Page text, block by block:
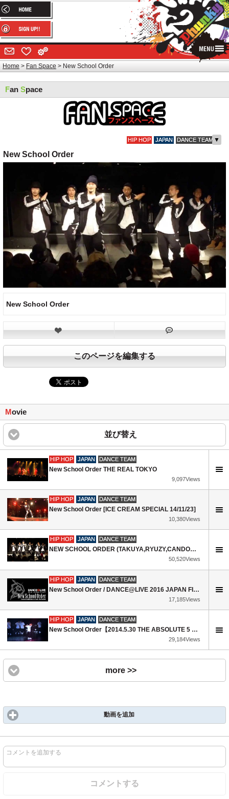
Home Fan Space New School Order
Fan Space
HIP HOP JAPAN DANCE TEAM ▼
New School Order
New School Order
このページを編集する
Movie
並び替え
HIP HOP JAPAN DANCE TEAM
New School Order THE REAL TOKYO
9,097Views
HIP HOP JAPAN DANCE TEAM
New School Order [ICE CREAM SPECIAL 14/11/23]
10,380Views
HIP HOP JAPAN DANCE TEAM
NEW SCHOOL ORDER (TAKUYA,RYUZY,CANDOO,WAPPER,FUNE,CHOPPA)_HEAT UP VOL.23_2014.3.9
50,520Views
HIP HOP JAPAN DANCE TEAM
New School Order / DANCE@LIVE 2016 JAPAN FINAL UNDERGROUND STAGE
17,185Views
HIP HOP JAPAN DANCE TEAM
New School Order【2014.5.30 THE ABSOLUTE 5 @CLUB CITTA'】
29,184Views
more >>
動画を追加
コメントを追加する
コメントする